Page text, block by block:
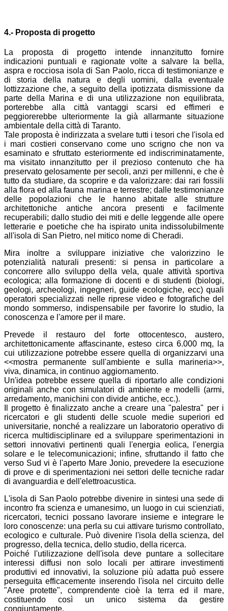
4.- Proposta di progetto
La proposta di progetto intende innanzitutto fornire
indicazioni puntuali e ragionate volte a salvare la bella,
aspra e rocciosa isola di San Paolo, ricca di testimonianze e
di storia della natura e degli uomini, dalla eventuale
lottizzazione che, a seguito della ipotizzata dismissione da
parte della Marina e di una utilizzazione non equilibrata,
porterebbe alla città vantaggi scarsi ed effimeri e
peggiorerebbe ulteriormente la già allarmante situazione
ambientale della città di Taranto.
Tale proposta è indirizzata a svelare tutti i tesori che l'isola ed
i mari costieri conservano come uno scrigno che non va
esaminato e sfruttato esteriormente ed indiscriminatamente,
ma visitato innanzitutto per il prezioso contenuto che ha
preservato gelosamente per secoli, anzi per millenni, e che è
tutto da studiare, da scoprire e da valorizzare: dai rari fossili
alla flora ed alla fauna marina e terrestre; dalle testimonianze
delle popolazioni che le hanno abitate alle strutture
architettoniche antiche ancora presenti e facilmente
recuperabili; dallo studio dei miti e delle leggende alle opere
letterarie e poetiche che ha ispirato unita indissolubilmente
all'isola di San Pietro, nel mitico nome di Cheradi.
Mira inoltre a sviluppare iniziative che valorizzino le
potenzialità naturali presenti: si pensa in particolare a
concorrere allo sviluppo della vela, quale attività sportiva
ecologica; alla formazione di docenti e di studenti (biologi,
geologi, archeologi, ingegneri, guide ecologiche, ecc) quali
operatori specializzati nelle riprese video e fotografiche del
mondo sommerso, indispensabile per favorire lo studio, la
conoscenza e l'amore per il mare.
Prevede il restauro del forte ottocentesco, austero,
architettonicamente affascinante, esteso circa 6.000 mq, la
cui utilizzazione potrebbe essere quella di organizzarvi una
<<mostra permanente sull'ambiente e sulla marineria>>,
viva, dinamica, in continuo aggiornamento.
Un'idea potrebbe essere quella di riportarlo alle condizioni
originali anche con simulatori di ambiente e modelli (armi,
arredamento, manichini con divide antiche, ecc.).
Il progetto è finalizzato anche a creare una "palestra" per i
ricercatori e gli studenti delle scuole medie superiori ed
universitarie, nonché a realizzare un laboratorio operativo di
ricerca multidisciplinare ed a sviluppare sperimentazioni in
settori innovativi pertinenti quali l'energia eolica, l'energia
solare e le telecomunicazioni; infine, sfruttando il fatto che
verso Sud vi è l'aperto Mare Jonio, prevedere la esecuzione
di prove e di sperimentazioni nei settori delle tecniche radar
di avanguardia e dell'elettroacustica.
L'isola di San Paolo potrebbe divenire in sintesi una sede di
incontro fra scienza e umanesimo, un luogo in cui scienziati,
ricercatori, tecnici possano lavorare insieme e integrare le
loro conoscenze: una perla su cui attivare turismo controllato,
ecologico e culturale. Può divenire l'isola della scienza, del
progresso, della tecnica, dello studio, della ricerca.
Poiché l'utilizzazione dell'isola deve puntare a sollecitare
interessi diffusi non solo locali per attirare investimenti
produttivi ed innovativi, la soluzione più adatta può essere
perseguita efficacemente inserendo l'isola nel circuito delle
"Aree protette", comprendente cioè la terra ed il mare,
costituendo così un unico sistema da gestire
congiuntamente.